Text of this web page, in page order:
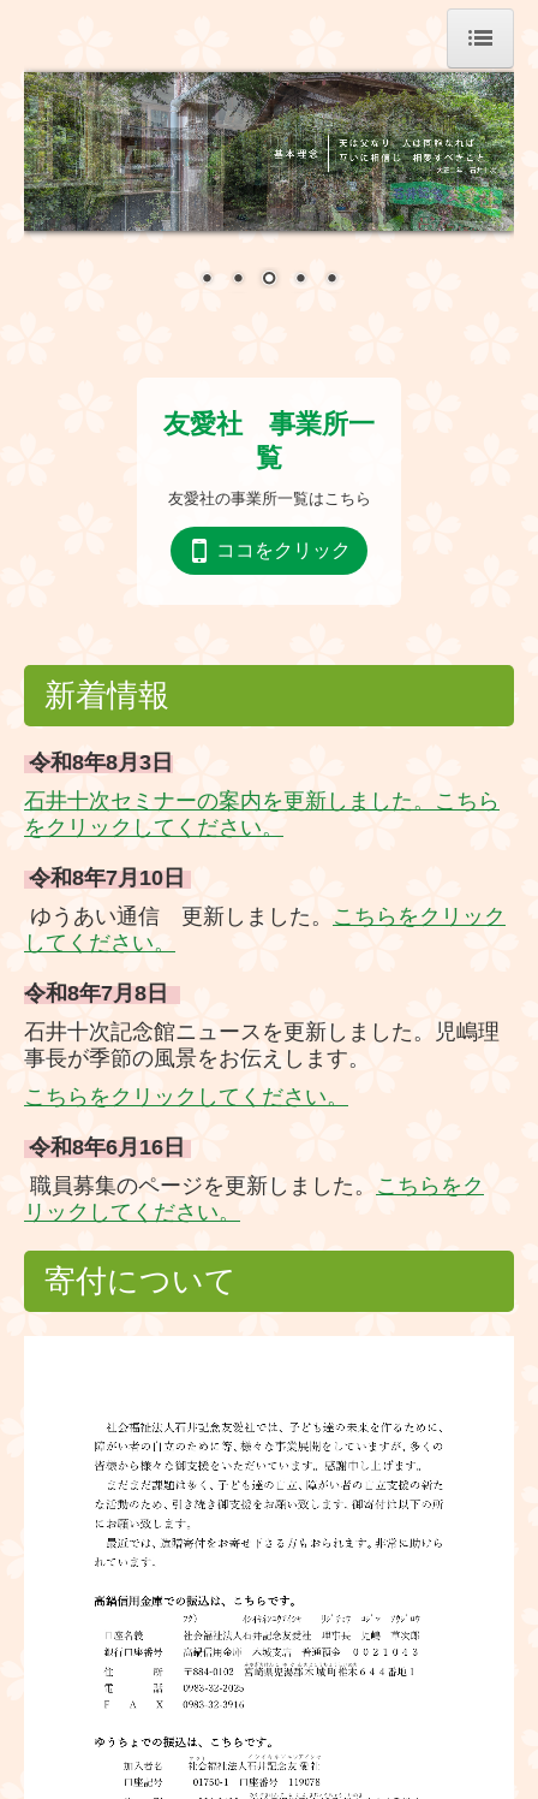
HOME
事業所一覧
職員募集
石井記念友愛社について
法人概要、アクセスマップ
役員名簿、役員等報酬規程、定款
友愛社周辺の見どころ
石井記念友愛社 全景
寄付について
芸術館 商品販売
友愛社のイベント
一般事業主行動計画
石井十次セミナー
せいごろう亭 一般の寄付
資料館見学のご案内
助成事業の報告
友愛社　事業所一
覧
友愛社の事業所一覧はこちら
ココをクリック
新着情報
令和8年8月3日
石井十次セミナーの案内を更新しました。こちら
をクリックしてください。
令和8年7月10日
ゆうあい通信 更新しました。 こちらをクリック
してください。
令和8年7月8日
石井十次記念館ニュースを更新しました。児嶋理
事長が季節の風景をお伝えします。
こちらをクリックしてください。
令和8年6月16日
職員募集のページを更新しました。 こちらをク
リックしてください。
寄付について